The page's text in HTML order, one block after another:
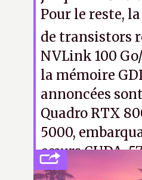
Pour le reste,
de transistors
NVLink 100
la mémoire
annoncées
Quadro RTX
5000,
cœurs CUDA,
à 10 000